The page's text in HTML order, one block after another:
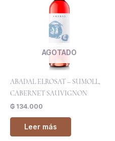
AGOTADO
ABADAL ELROSAT – SUMOLL,
CABERNET SAUVIGNON
₲ 134.000
Leer más